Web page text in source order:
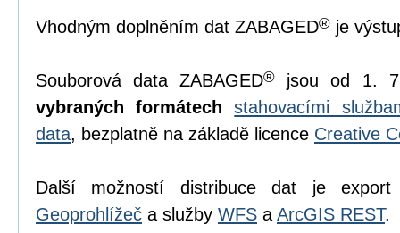
Vhodným doplněním dat ZABAGED® je
Souborová data ZABAGED® jsou od 1.
vybraných formátech
stahovacími
data, bezplatně na základě licence Creative
Další možností distribuce dat je
Geoprohlížeč a služby WFS a ArcGIS REST.